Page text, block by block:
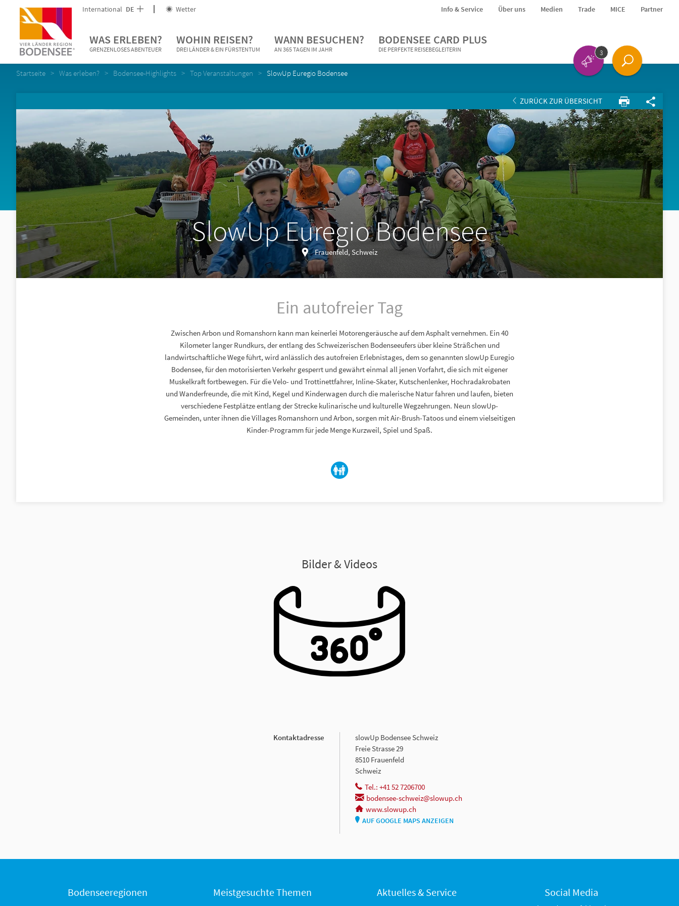
International DE Wetter Info & Service Über uns Medien Trade MICE Partner
WAS ERLEBEN?
GRENZENLOSES ABENTEUER
WOHIN REISEN?
DREI LÄNDER & EIN FÜRSTENTUM
WANN BESUCHEN?
AN 365 TAGEN IM JAHR
BODENSEE CARD PLUS
DIE PERFEKTE REISEBEGLEITERIN 3
Startseite Was erleben? Bodensee-Highlights Top Veranstaltungen SlowUp Euregio Bodensee
ZURÜCK ZUR ÜBERSICHT
SlowUp Euregio Bodensee
Frauenfeld, Schweiz
Ein autofreier Tag
Zwischen Arbon und Romanshorn kann man keinerlei Motorengeräusche auf dem Asphalt vernehmen. Ein 40
Kilometer langer Rundkurs, der entlang des Schweizerischen Bodenseeufers über kleine Sträßchen und
landwirtschaftliche Wege führt, wird anlässlich des autofreien Erlebnistages, dem so genannten slowUp Euregio
Bodensee, für den motorisierten Verkehr gesperrt und gewährt einmal all jenen Vorfahrt, die sich mit eigener
Muskelkraft fortbewegen. Für die Velo- und Trottinettfahrer, Inline-Skater, Kutschenlenker, Hochradakrobaten
und Wanderfreunde, die mit Kind, Kegel und Kinderwagen durch die malerische Natur fahren und laufen, bieten
verschiedene Festplätze entlang der Strecke kulinarische und kulturelle Wegzehrungen. Neun slowUp-
Gemeinden, unter ihnen die Villages Romanshorn und Arbon, sorgen mit Air-Brush-Tatoos und einem vielseitigen
Kinder-Programm für jede Menge Kurzweil, Spiel und Spaß.
Bilder & Videos
Kontaktadresse
slowUp Bodensee Schweiz
Freie Strasse 29
8510 Frauenfeld
Schweiz
Tel.: +41 52 7206700
bodensee-schweiz@slowup.ch
www.slowup.ch
AUF GOOGLE MAPS ANZEIGEN
Bodenseeregionen Meistgesuchte Themen Aktuelles & Service Social Media